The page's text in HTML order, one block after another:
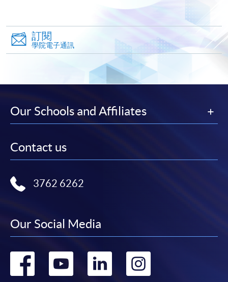
大部份公開招生的課程(以先到先得形式報名的課程)。
申請人可在網上使用「繳費靈」(PPS) (不適用於手
機)、VISA 或 Mastercard。除上述支付方式之外，如就
讀學歷頒授課程設有網上服務，在學學員亦可以「微
信支付」(Online WeChat Pay) 、「支付寶」(Online
Alipay) 或 「轉數快」(FPS) 繳付學費。
報讀新課程
docx, jpg 和pdf格式之附件。
繳交所需費用
申請人可使用以下方式繳交報名費或課程費用:
訂閱
學院電子通訊
Our Schools and Affiliates
Contact us
3762 6262
Our Social Media
Go
Go
Go